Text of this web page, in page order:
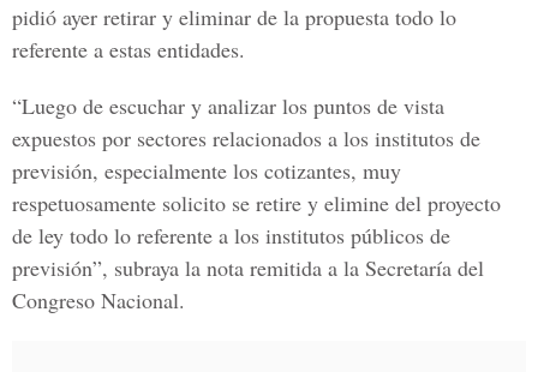
pidió ayer retirar y eliminar de la propuesta todo lo
referente a estas entidades.
“Luego de escuchar y analizar los puntos de vista
expuestos por sectores relacionados a los institutos de
previsión, especialmente los cotizantes, muy
respetuosamente solicito se retire y elimine del proyecto
de ley todo lo referente a los institutos públicos de
previsión”, subraya la nota remitida a la Secretaría del
Congreso Nacional.